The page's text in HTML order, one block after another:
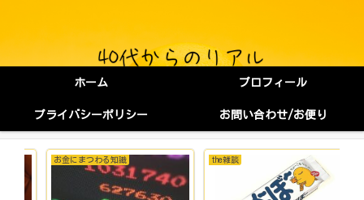
ホーム プロフィール
プライバシーポリシー お問い合わせ/お便り
お金にまつわる知識 the雑談